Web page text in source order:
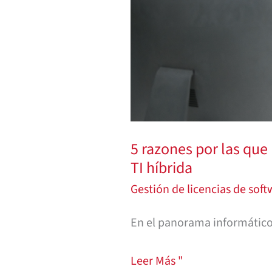
5 razones por las
TI híbrida
Gestión de licencias de
En el panorama
activos
software
fallan
en
la
híbrida
Leer Más "